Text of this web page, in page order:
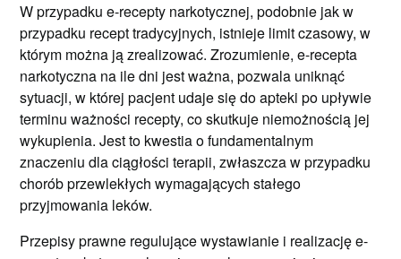
W przypadku e-recepty narkotycznej, podobnie jak w
przypadku recept tradycyjnych, istnieje limit czasowy, w
którym można ją zrealizować. Zrozumienie, e-recepta
narkotyczna na ile dni jest ważna, pozwala uniknąć
sytuacji, w której pacjent udaje się do apteki po upływie
terminu ważności recepty, co skutkuje niemożnością jej
wykupienia. Jest to kwestia o fundamentalnym
znaczeniu dla ciągłości terapii, zwłaszcza w przypadku
chorób przewlekłych wymagających stałego
przyjmowania leków.
Przepisy prawne regulujące wystawianie i realizację e-